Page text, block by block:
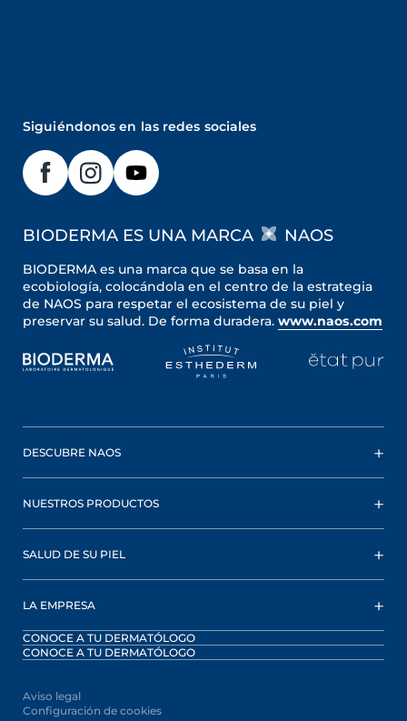
Siguiéndonos en las redes sociales
BIODERMA ES UNA MARCA NAOS
BIODERMA es una marca que se basa en la
ecobiología, colocándola en el centro de la estrategia
de NAOS para respetar el ecosistema de su piel y
preservar su salud. De forma duradera. www.naos.com
DESCUBRE NAOS
NUESTROS PRODUCTOS
SALUD DE SU PIEL
LA EMPRESA
CONOCE A TU DERMATÓLOGO
CONOCE A TU DERMATÓLOGO
Aviso legal
Configuración de cookies